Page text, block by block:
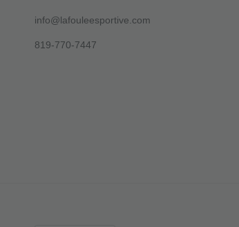
info@lafouleesportive.com
819-770-7447